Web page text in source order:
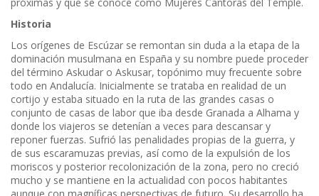
próximas y que se conoce como Mujeres Cantoras del Temple.
Historia
Los orígenes de Escúzar se remontan sin duda a la etapa de la
dominación musulmana en España y su nombre puede proceder
del término Askudar o Askusar, topónimo muy frecuente sobre
todo en Andalucía. Inicialmente se trataba en realidad de un
cortijo y estaba situado en la ruta de las grandes casas o
conjunto de casas de labor que iba desde Granada a Alhama y
donde los viajeros se detenían a veces para descansar y
reponer fuerzas. Sufrió las penalidades propias de la guerra, y
de sus escaramuzas previas, así como de la expulsión de los
moriscos y posterior recolonización de la zona, pero no creció
mucho y se mantiene en la actualidad con pocos habitantes